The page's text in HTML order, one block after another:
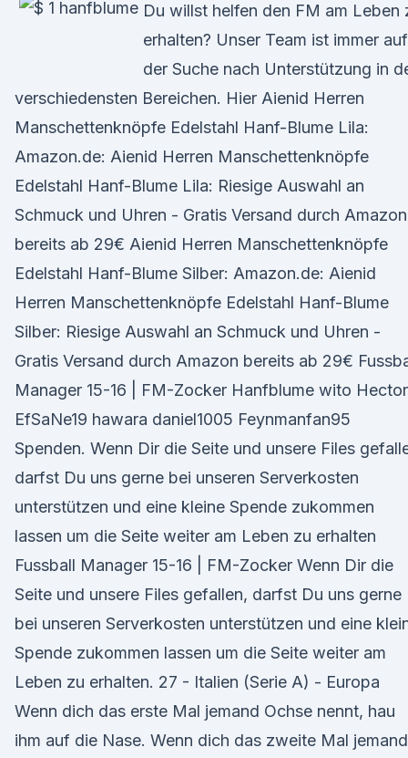
Du willst helfen den FM am Leben
erhalten? Unser Team ist immer auf
der Suche nach Unterstützung in
verschiedensten Bereichen. Hier Aienid Herren
Manschettenknöpfe Edelstahl Hanf-Blume Lila:
Amazon.de: Aienid Herren Manschettenknöpfe
Edelstahl Hanf-Blume Lila: Riesige Auswahl an
Schmuck und Uhren - Gratis Versand durch Amazon
bereits ab 29€ Aienid Herren Manschettenknöpfe
Edelstahl Hanf-Blume Silber: Amazon.de: Aienid
Herren Manschettenknöpfe Edelstahl Hanf-Blume
Silber: Riesige Auswahl an Schmuck und Uhren -
Gratis Versand durch Amazon bereits ab 29€
Manager 15-16 | FM-Zocker Hanfblume wito Hector
EfSaNe19 hawara daniel1005 Feynmanfan95
Spenden. Wenn Dir die Seite und unsere Files
darfst Du uns gerne bei unseren Serverkosten
unterstützen und eine kleine Spende zukommen
lassen um die Seite weiter am Leben zu erhalten
Fussball Manager 15-16 | FM-Zocker Wenn Dir die
Seite und unsere Files gefallen, darfst Du uns gerne
bei unseren Serverkosten unterstützen und eine
Spende zukommen lassen um die Seite weiter am
Leben zu erhalten. 27 - Italien (Serie A) - Europa
Wenn dich das erste Mal jemand Ochse nennt, hau
ihm auf die Nase. Wenn dich das zweite Mal jemand